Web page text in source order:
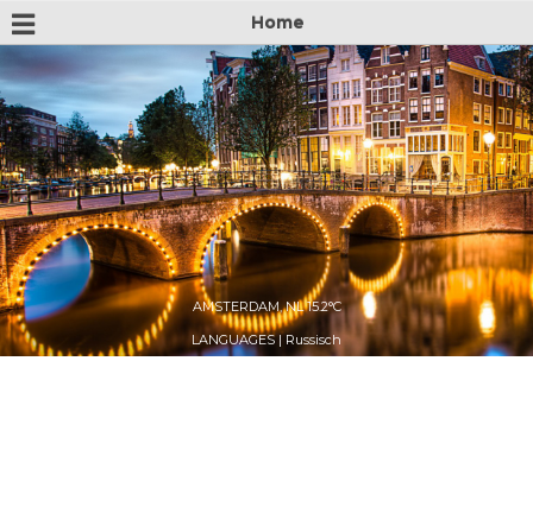
Deprecated
: mysql_connect(): The mysql extension is
deprecated and will be removed in the future: use
mysqli or PDO instead in
/home/hansspil/domains/enjoy-the-
netherlands.ru/public_html/app_config.phpon line
10
Home
на главную
о нас
Отели
Экскурсии
бронирование
Контакты
AMSTERDAM, NL 15.2°C
LANGUAGES |